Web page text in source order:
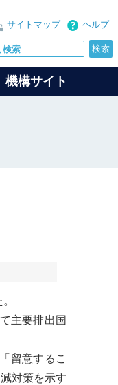
ヘルプ
サイトマップ
機構サイト
。
主要排出国
留意するこ
対策を示す